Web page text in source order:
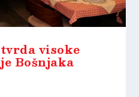
visoke
Bošnjaka